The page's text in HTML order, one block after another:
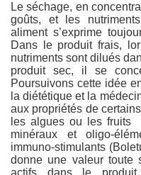
Le séchage, en
goûts, et les
aliment s’exprime
Dans le produit frais,
nutriments sont dilués
produit sec, il se
Poursuivons cette idée
la diététique et la
aux propriétés de
les algues ou les fruits
minéraux et oligo-
immuno-stimulants
donne une valeur toute